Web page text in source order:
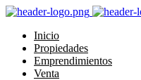
Inicio
Propiedades
Emprendimientos
Venta